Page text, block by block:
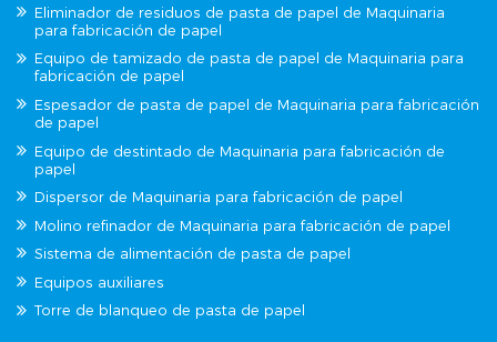
Eliminador de residuos de pasta de papel de Maquinaria
para fabricación de papel
Equipo de tamizado de pasta de papel de Maquinaria para
fabricación de papel
Espesador de pasta de papel de Maquinaria para fabricación
de papel
Equipo de destintado de Maquinaria para fabricación de
papel
Dispersor de Maquinaria para fabricación de papel
Molino refinador de Maquinaria para fabricación de papel
Sistema de alimentación de pasta de papel
Equipos auxiliares
Torre de blanqueo de pasta de papel